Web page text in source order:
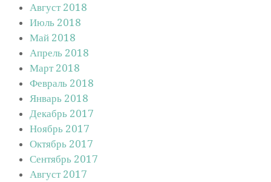
Август 2018
Июль 2018
Май 2018
Апрель 2018
Март 2018
Февраль 2018
Январь 2018
Декабрь 2017
Ноябрь 2017
Октябрь 2017
Сентябрь 2017
Август 2017